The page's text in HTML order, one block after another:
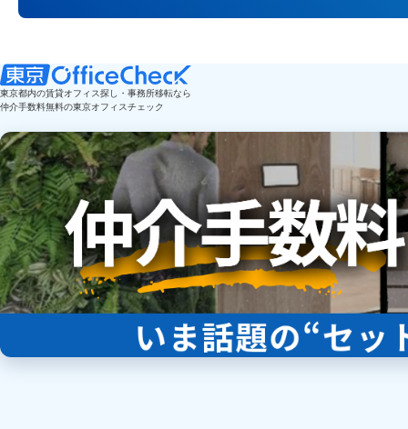
東京都内の賃貸オフィス探し・事務所移転なら
仲介手数料無料の東京オフィスチェック